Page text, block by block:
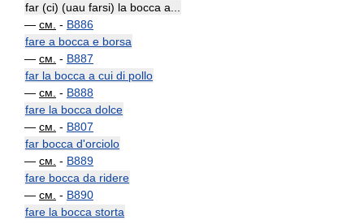
far (ci) (uau farsi) la bocca a...
— см. - B886
fare a bocca e borsa
— см. - B887
far la bocca a cui di pollo
— см. - B888
fare la bocca dolce
— см. - B807
far bocca d'orciolo
— см. - B889
fare bocca da ridere
— см. - B890
fare la bocca storta